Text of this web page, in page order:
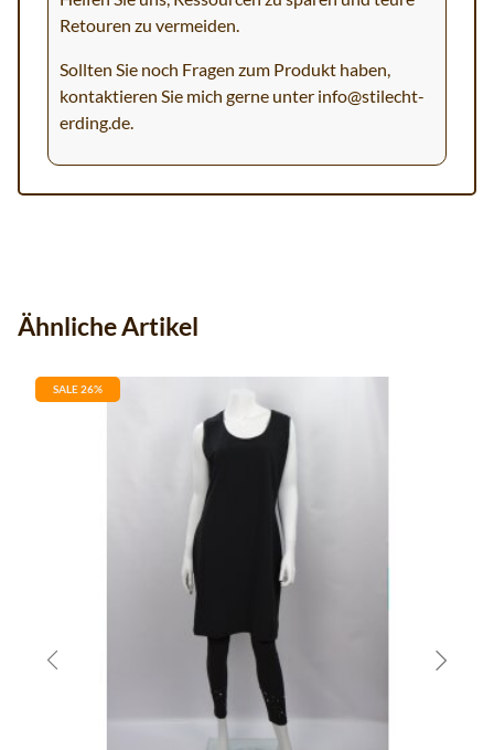
Retouren zu vermeiden.
Sollten Sie noch Fragen zum Produkt haben,
kontaktieren Sie mich gerne unter info@stilecht-
erding.de.
Ähnliche Artikel
SALE 26%